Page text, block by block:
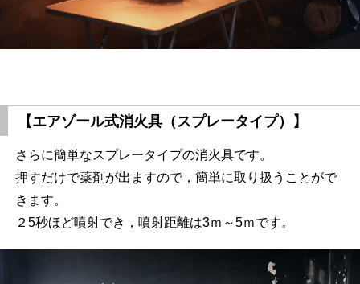
【エアゾール式消火具（スプレータイプ）】
さらに簡単なスプレータイプの消火具です。
押すだけで薬剤が出ますので，簡単に取り扱うことがで
きます。
２5秒ほど噴射でき，噴射距離は3ｍ～5ｍです。